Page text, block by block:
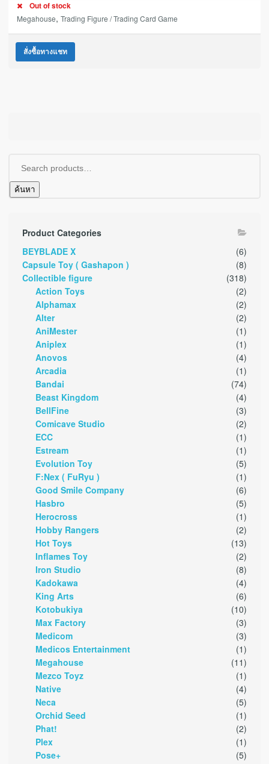
Out of stock
Megahouse, Trading Figure / Trading Card Game
สั่งซื้อทางแชท
ค้นหา
Product Categories
BEYBLADE X
(6)
Capsule Toy ( Gashapon )
(8)
Collectible figure
(318)
Action Toys
(2)
Alphamax
(2)
Alter
(2)
AniMester
(1)
Aniplex
(1)
Anovos
(4)
Arcadia
(1)
Bandai
(74)
Beast Kingdom
(4)
BellFine
(3)
Comicave Studio
(2)
ECC
(1)
Estream
(1)
Evolution Toy
(5)
F:Nex ( FuRyu )
(1)
Good Smile Company
(6)
Hasbro
(5)
Herocross
(1)
Hobby Rangers
(2)
Hot Toys
(13)
Inflames Toy
(2)
Iron Studio
(8)
Kadokawa
(4)
King Arts
(6)
Kotobukiya
(10)
Max Factory
(3)
Medicom
(3)
Medicos Entertainment
(1)
Megahouse
(11)
Mezco Toyz
(1)
Native
(4)
Neca
(5)
Orchid Seed
(1)
Phat!
(2)
Plex
(1)
Pose+
(5)